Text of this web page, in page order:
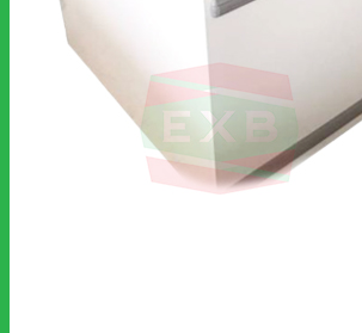
เครื่องปั่นแบบมือถือ
ตู้โชว์เค้ก
Snack Equipment
สินค้าขนาดเล็ก
พัดลมฮูดดูดควัน